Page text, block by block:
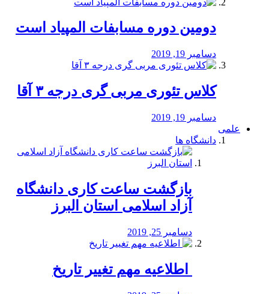
دومین دوره مسابفات المپیاد است
دسامبر 19, 2019
کلاس تئوری مربی گری درجه ۳ آقا
دسامبر 19, 2019
علمی
دانشگاه ها
بازگشت ساعت کاری دانشگاه
آزاد اسلامی استان البرز
دسامبر 25, 2019
️ اطلاعیه مهم تغییر تاریخ